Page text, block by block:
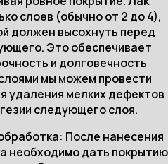
слоев (обычно от 2 до 4),
должен высохнуть перед
Это обеспечивает
и долговечность
мы можем провести
удаления мелких дефектов
следующего слоя.
После нанесения
необходимо дать покрытию